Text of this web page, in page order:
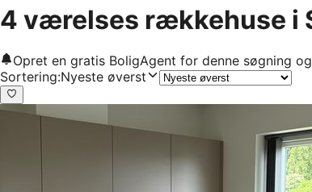
4 værelses rækkehuse i
Opret en gratis BoligAgent for denne søgning
Sortering:Nyeste øverst